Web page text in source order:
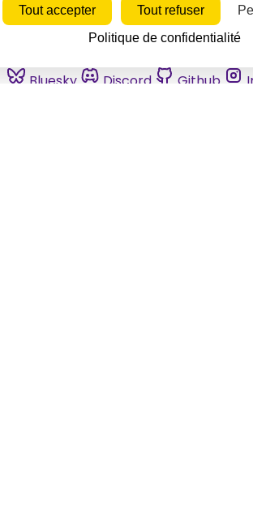
Bluesky Discord Github
Tout accepter Tout refuser
Politique de confidentialité